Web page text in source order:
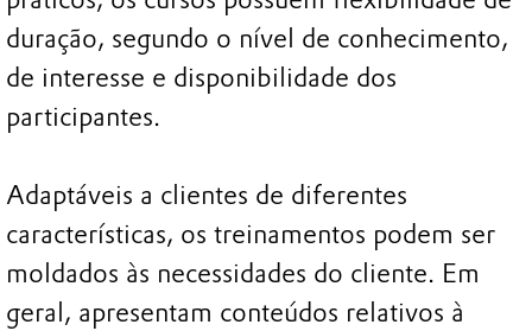
duração, segundo o nível de conhecimento,
de interesse e disponibilidade dos
participantes.
Adaptáveis a clientes de diferentes
características, os treinamentos podem ser
moldados às necessidades do cliente. Em
geral, apresentam conteúdos relativos à